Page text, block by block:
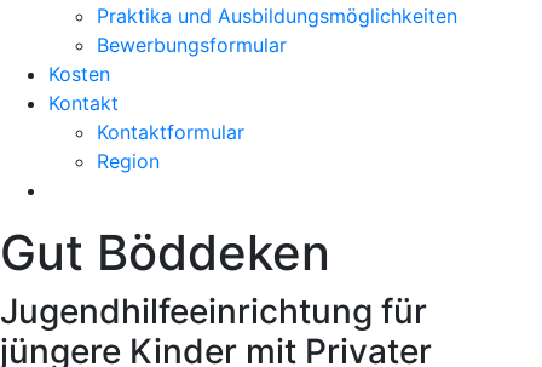
Praktika und Ausbildungsmöglichkeiten
Bewerbungsformular
Kosten
Kontakt
Kontaktformular
Region
Gut Böddeken
Jugendhilfeeinrichtung für
jüngere Kinder mit Privater